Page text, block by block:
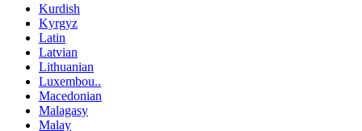
Kurdish
Kyrgyz
Latin
Latvian
Lithuanian
Luxembou..
Macedonian
Malagasy
Malay